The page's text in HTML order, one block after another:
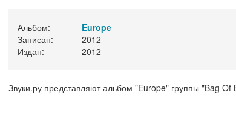
Альбом:
Europe
Записан:
2012
Издан:
2012
Звуки.ру представляют альбом "Europe" группы "Bag Of